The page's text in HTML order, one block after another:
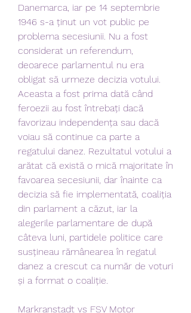
Danemarca, iar pe 14 septembrie
1946 s-a ținut un vot public pe
problema secesiunii. Nu a fost
considerat un referendum,
deoarece parlamentul nu era
obligat să urmeze decizia votului.
Aceasta a fost prima dată când
feroezii au fost întrebați dacă
favorizau independența sau dacă
voiau să continue ca parte a
regatului danez. Rezultatul votului a
arătat că există o mică majoritate în
favoarea secesiunii, dar înainte ca
decizia să fie implementată, coaliția
din parlament a căzut, iar la
alegerile parlamentare de după
câteva luni, partidele politice care
susțineau rămânearea în regatul
danez a crescut ca număr de voturi
și a format o coaliție.
Markranstadt vs FSV Motor